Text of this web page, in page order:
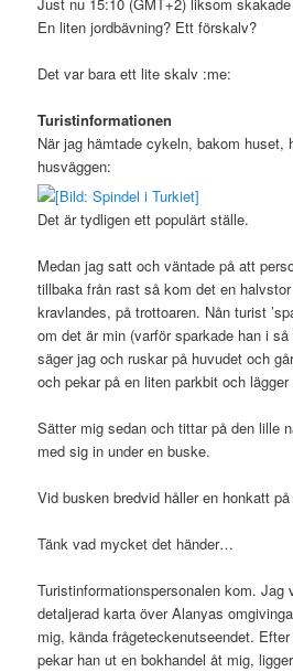
En liten jordbävning? Ett förskalv?
Det var bara ett lite skalv :me:
Turistinformationen
När jag hämtade cykeln, bakom huset,
husväggen:
Det är tydligen ett populärt ställe.
Medan jag satt och väntade på att
tillbaka från rast så kom det en
kravlandes, på trottoaren. Nån turist
om det är min (varför sparkade han i så
säger jag och ruskar på huvudet och
och pekar på en liten parkbit och lägger
Sätter mig sedan och tittar på den lille
med sig in under en buske.
Vid busken bredvid håller en honkatt
Tänk vad mycket det händer…
Turistinformationspersonalen kom. Jag
detaljerad karta över Alanyas
mig, kända frågeteckenutseendet.
pekar han ut en bokhandel åt mig,